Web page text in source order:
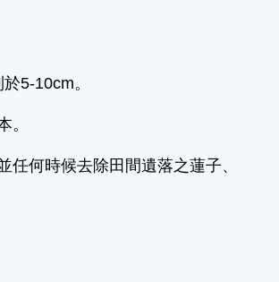
5-10cm。
。
何時候去除田間遺落之蓮子、